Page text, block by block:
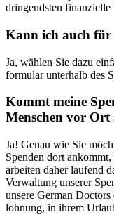
dringendsten
Kann ich auch für
Ja, wählen Sie da­zu
formular unterhalb des
Kommt meine
Menschen vor Ort
Ja! Genau wie Sie
Spenden dort
arbeiten daher laufend
Ver­waltung unserer
unsere German Doctors
lohnung, in ihrem